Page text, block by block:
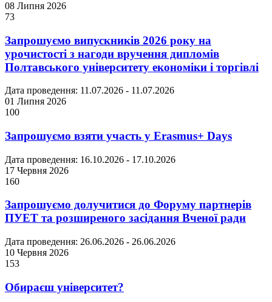
08 Липня 2026
73
Запрошуємо випускників 2026 року на
урочистості з нагоди вручення дипломів
Полтавського університету економіки і торгівлі
Дата проведення: 11.07.2026 - 11.07.2026
01 Липня 2026
100
Запрошуємо взяти участь у Erasmus+ Days
Дата проведення: 16.10.2026 - 17.10.2026
17 Червня 2026
160
Запрошуємо долучитися до Форуму партнерів
ПУЕТ та розширеного засідання Вченої ради
Дата проведення: 26.06.2026 - 26.06.2026
10 Червня 2026
153
Обираєш університет?